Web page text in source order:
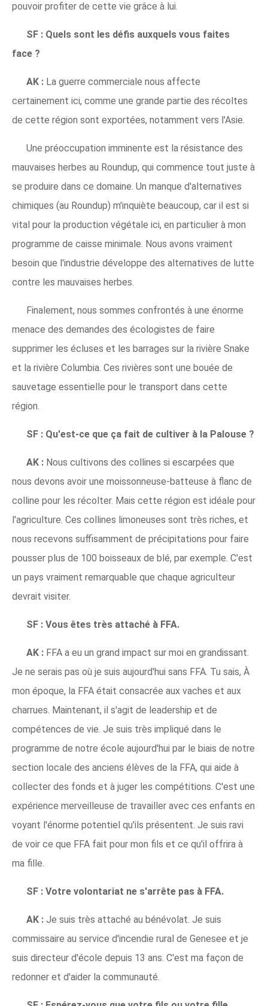
pouvoir profiter de cette vie grâce à lui.
SF : Quels sont les défis auxquels vous faites
face ?
AK : La guerre commerciale nous affecte
certainement ici, comme une grande partie des récoltes
de cette région sont exportées, notamment vers l'Asie.
Une préoccupation imminente est la résistance des
mauvaises herbes au Roundup, qui commence tout juste à
se produire dans ce domaine. Un manque d'alternatives
chimiques (au Roundup) m'inquiète beaucoup, car il est si
vital pour la production végétale ici, en particulier à mon
programme de caisse minimale. Nous avons vraiment
besoin que l'industrie développe des alternatives de lutte
contre les mauvaises herbes.
Finalement, nous sommes confrontés à une énorme
menace des demandes des écologistes de faire
supprimer les écluses et les barrages sur la rivière Snake
et la rivière Columbia. Ces rivières sont une bouée de
sauvetage essentielle pour le transport dans cette
région.
SF : Qu'est-ce que ça fait de cultiver à la Palouse ?
AK : Nous cultivons des collines si escarpées que
nous devons avoir une moissonneuse-batteuse à flanc de
colline pour les récolter. Mais cette région est idéale pour
l'agriculture. Ces collines limoneuses sont très riches, et
nous recevons suffisamment de précipitations pour faire
pousser plus de 100 boisseaux de blé, par exemple. C'est
un pays vraiment remarquable que chaque agriculteur
devrait visiter.
SF : Vous êtes très attaché à FFA.
AK : FFA a eu un grand impact sur moi en grandissant.
Je ne serais pas où je suis aujourd'hui sans FFA. Tu sais, À
mon époque, la FFA était consacrée aux vaches et aux
charrues. Maintenant, il s'agit de leadership et de
compétences de vie. Je suis très impliqué dans le
programme de notre école aujourd'hui par le biais de notre
section locale des anciens élèves de la FFA, qui aide à
collecter des fonds et à juger les compétitions. C'est une
expérience merveilleuse de travailler avec ces enfants en
voyant l'énorme potentiel qu'ils présentent. Je suis ravi
de voir ce que FFA fait pour mon fils et ce qu'il offrira à
ma fille.
SF : Votre volontariat ne s'arrête pas à FFA.
AK : Je suis très attaché au bénévolat. Je suis
commissaire au service d'incendie rural de Genesee et je
suis directeur d'école depuis 13 ans. C'est ma façon de
redonner et d'aider la communauté.